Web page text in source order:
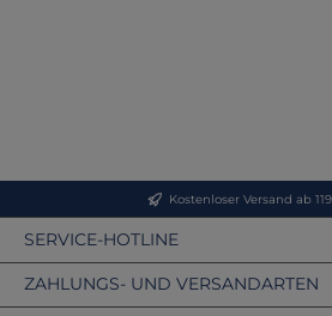
Kostenloser Versand ab
SERVICE-HOTLINE
ZAHLUNGS- UND VERSANDARTEN